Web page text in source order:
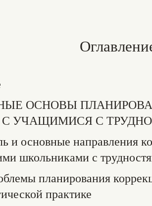
ОСНОВЫ
С УЧАЩИМИСЯ С
и основные направления
школьниками с
планирования
практике